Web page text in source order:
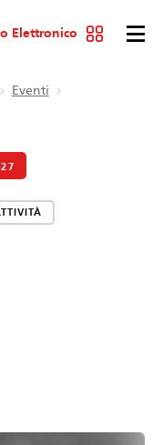
Elettronico
Eventi